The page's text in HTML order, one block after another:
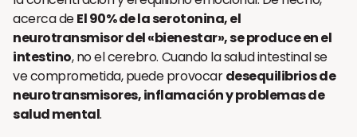
acerca deEl 90% de la serotonina, el
neurotransmisor del «bienestar», se produce en el
intestino, no el cerebro. Cuando la salud intestinal se
ve comprometida, puede provocardesequilibrios de
neurotransmisores, inflamación y problemas de
salud mental.